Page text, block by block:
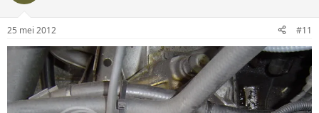
25 mei 2012 #11